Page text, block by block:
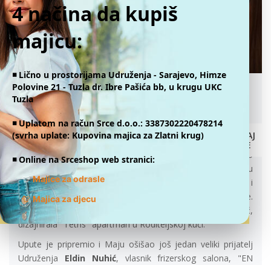
4 načina da kupiš
majicu:
◾️ Lično u prostorijama Udruženja - Sarajevo, Himze
Polovine 21 - Tuzla dr. Ibre Pašića bb, u krugu UKC
Tuzla
◾️ Uplatom na račun Srce d.o.o.: 3387302220478214
(svrha uplate: Kupovina majica za Zlatni krug)
◾️ Online na Srceshop web stranici:
👕Majice za odrasle
👕Majica za djecu
DONIRAJ
ONLINE
PREDSTAVLJEN VIDEO TUTORIAL - UPUTE
ZA ŠIŠANJE
30.03.2018.
U sklopu projekta Moja kosa tvoja kosa, danas smo
predstavili video tutorial kako pravilno ošišati kosu. U videu
imate priliku vidjeti našu
, prijateljicu djece i
Roditeljske kuće, kako donira svoju kosu za dječje perike.
Maja je arhitektica koja je, zajedno sa Kanitom Mušinović,
dizajnirala "Tetris" apartman u Roditeljskoj kući.
Upute je pripremio i Maju ošišao još jedan veliki prijatelj
Udruženja Eldin Nuhić, vlasnik frizerskog salona, "EN